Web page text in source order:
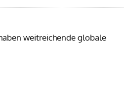
weitreichende globale